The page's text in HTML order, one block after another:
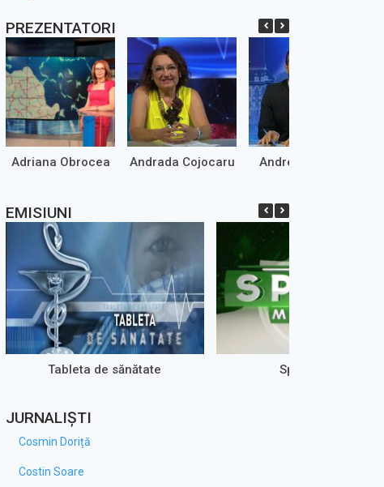
PREZENTATORI
Adriana Obrocea Andrada Cojocaru Andrei Marinaș
EMISIUNI
Tableta de sănătate Sport maxim
JURNALIȘTI
Cosmin Doriță
Costin Soare